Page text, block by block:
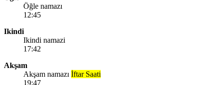
Öğle namazı
12:45
Ikindi
Ikindi namazi
17:42
Akşam
Akşam namazı İftar Saati
19:47